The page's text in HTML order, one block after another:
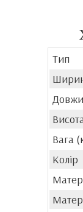
Тип
Вага
Колір